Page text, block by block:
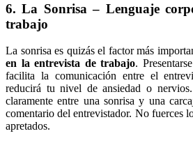
6. La Sonrisa – Lenguaje
trabajo
La sonrisa es quizás el factor más
en la entrevista de trabajo.
facilita la comunicación entre el
reducirá tu nivel de ansiedad o
claramente entre una sonrisa y una
comentario del entrevistador. No fuerces
apretados.